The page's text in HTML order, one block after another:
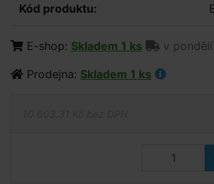
Kód produktu:
E-shop: Skladem 1 ks
v
Prodejna: Skladem 1 ks